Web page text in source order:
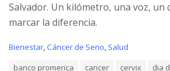
Salvador. Un kilómetro, una voz, un
marcar la diferencia.
C
Bienestar,Cáncer de Seno, Salud
banco promerica cancer cervix
dia